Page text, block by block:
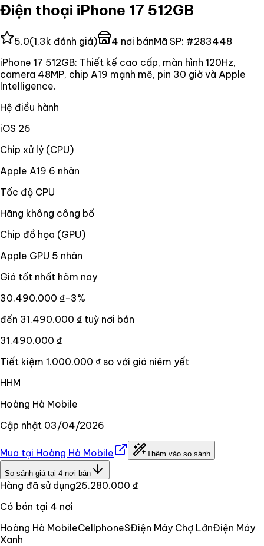
Điện thoại iPhone 17 512GB
5.0(1,3k đánh giá) 4 nơi bánMã SP: #283448
iPhone 17 512GB: Thiết kế cao cấp, màn hình 120Hz,
camera 48MP, chip A19 mạnh mẽ, pin 30 giờ và Apple
Intelligence.
Hệ điều hành
iOS 26
Chip xử lý (CPU)
Apple A19 6 nhân
Tốc độ CPU
Hãng không công bố
Chip đồ họa (GPU)
Apple GPU 5 nhân
Giá tốt nhất hôm nay
30.490.000 ₫−3%
đến 31.490.000 ₫ tuỳ nơi bán
31.490.000 ₫
Tiết kiệm 1.000.000 ₫ so với giá niêm yết
HHM
Hoàng Hà Mobile
Cập nhật 03/04/2026
Mua tại Hoàng Hà Mobile Thêm vào so sánh
So sánh giá tại 4 nơi bán
Hàng đã sử dụng26.280.000 ₫
Có bán tại 4 nơi
Hoàng Hà MobileCellphoneSĐiện Máy Chợ LớnĐiện Máy
Xanh